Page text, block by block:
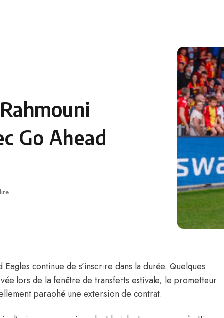
Go Ahead
continue de s’inscrire dans la durée. Quelques
lors de la fenêtre de transferts estivale, le prometteur
paraphé une extension de contrat.